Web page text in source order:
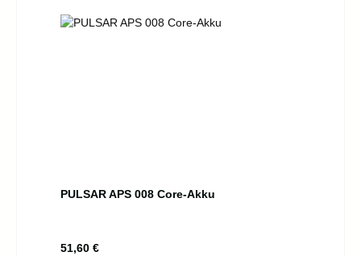
PULSAR APS 008 Core-Akku
Regulärer Preis:
51,60 €